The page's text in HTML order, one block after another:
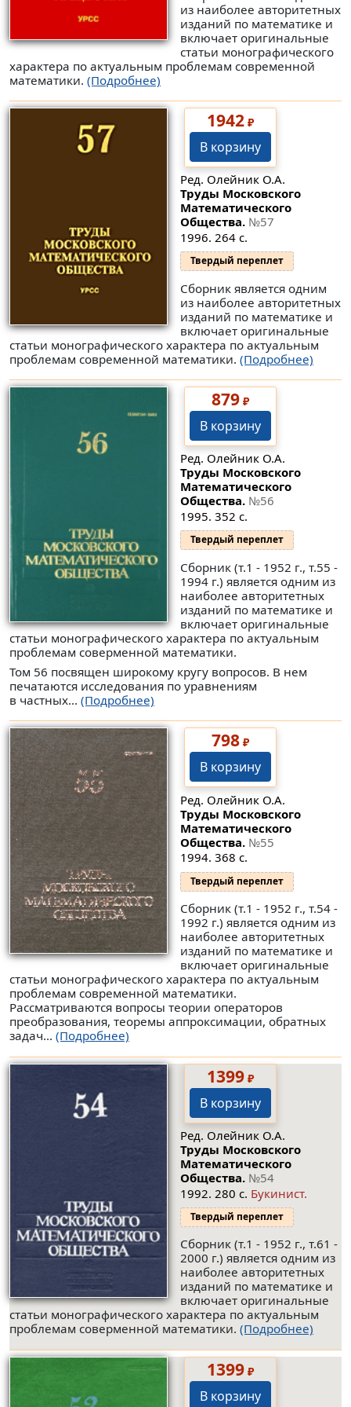
из наиболее авторитетных
изданий по математике и
включает оригинальные
статьи монографического
характера по актуальным проблемам современной
математики. (Подробнее)
1942₽
В корзину
Ред. Олейник О.А.
Труды Московского
Математического
Общества. №57
1996. 264 с.
Твердый переплет
Сборник является одним
из наиболее авторитетных
изданий по математике и
включает оригинальные
статьи монографического характера по актуальным
проблемам современной математики. (Подробнее)
879₽
В корзину
Ред. Олейник О.А.
Труды Московского
Математического
Общества. №56
1995. 352 с.
Твердый переплет
Сборник (т.1 - 1952 г., т.55 -
1994 г.) является одним из
наиболее авторитетных
изданий по математике и
включает оригинальные
статьи монографического характера по актуальным
проблемам соверменной математики.
Том 56 посвящен широкому кругу вопросов. В нем
печатаются исследования по уравнениям
в частных... (Подробнее)
798₽
В корзину
Ред. Олейник О.А.
Труды Московского
Математического
Общества. №55
1994. 368 с.
Твердый переплет
Сборник (т.1 - 1952 г., т.54 -
1992 г.) является одним из
наиболее авторитетных
изданий по математике и
включает оригинальные
статьи монографического характера по актуальным
проблемам современной математики.
Рассматриваются вопросы теории операторов
преобразования, теоремы аппроксимации, обратных
задач... (Подробнее)
1399₽
В корзину
Ред. Олейник О.А.
Труды Московского
Математического
Общества. №54
1992. 280 с. Букинист.
Твердый переплет
Сборник (т.1 - 1952 г., т.61 -
2000 г.) является одним из
наиболее авторитетных
изданий по математике и
включает оригинальные
статьи монографического характера по актуальным
проблемам соверменной математики. (Подробнее)
1399₽
В корзину